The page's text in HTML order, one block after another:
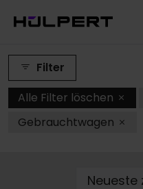
Filter
Alle Filter löschen
Gebrauchtwagen